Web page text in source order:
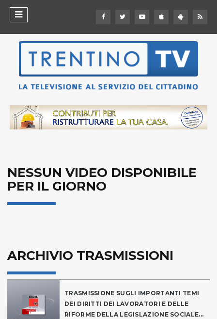
NESSUN VIDEO DISPONIBILE
PER IL GIORNO
ARCHIVIO TRASMISSIONI
TRASMISSIONE SUGLI IMPORTANTI TEMI
DEI DIRITTI DEI LAVORATORI E DELLE
RIFORME DELLA LEGISLAZIONE SOCIALE...